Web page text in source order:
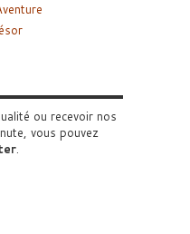
ou recevoir nos
vous pouvez
.